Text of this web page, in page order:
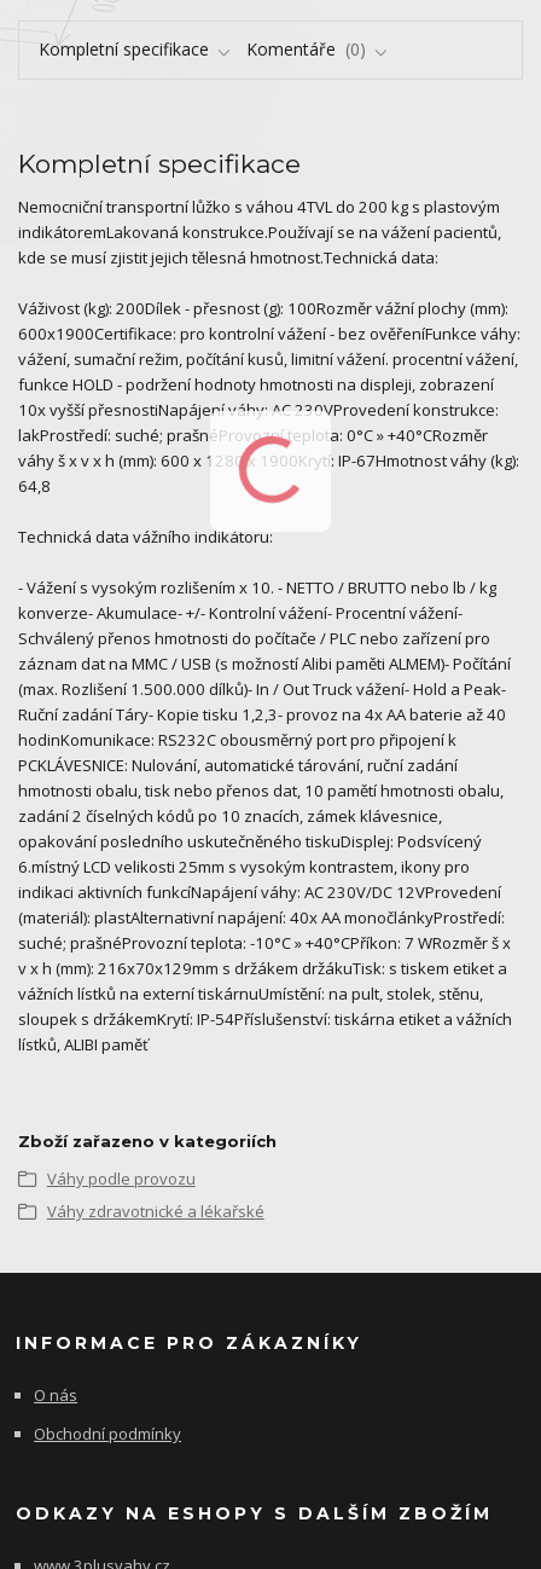
Kompletní specifikace Komentáře 0
Kompletní specifikace
Nemocniční transportní lůžko s váhou 4TVL do 200 kg s plastovým
indikátoremLakovaná konstrukce.Používají se na vážení pacientů,
kde se musí zjistit jejich tělesná hmotnost.Technická data:
Váživost (kg): 200Dílek - přesnost (g): 100Rozměr vážní plochy (mm):
600x1900Certifikace: pro kontrolní vážení - bez ověřeníFunkce váhy:
vážení, sumační režim, počítání kusů, limitní vážení. procentní vážení,
funkce HOLD - podržení hodnoty hmotnosti na displeji, zobrazení
10x vyšší přesnostiNapájení váhy: AC 230VProvedení konstrukce:
lakProstředí: suché; prašnéProvozní teplota: 0°C » +40°CRozměr
váhy š x v x h (mm): 600 x 1280 x 1900Krytí: IP-67Hmotnost váhy (kg):
64,8
Technická data vážního indikátoru:
- Vážení s vysokým rozlišením x 10. - NETTO / BRUTTO nebo lb / kg
konverze- Akumulace- +/- Kontrolní vážení- Procentní vážení-
Schválený přenos hmotnosti do počítače / PLC nebo zařízení pro
záznam dat na MMC / USB (s možností Alibi paměti ALMEM)- Počítání
(max. Rozlišení 1.500.000 dílků)- In / Out Truck vážení- Hold a Peak-
Ruční zadání Táry- Kopie tisku 1,2,3- provoz na 4x AA baterie až 40
hodinKomunikace: RS232C obousměrný port pro připojení k
PCKLÁVESNICE: Nulování, automatické tárování, ruční zadání
hmotnosti obalu, tisk nebo přenos dat, 10 pamětí hmotnosti obalu,
zadání 2 číselných kódů po 10 znacích, zámek klávesnice,
opakování posledního uskutečněného tiskuDisplej: Podsvícený
6.místný LCD velikosti 25mm s vysokým kontrastem, ikony pro
indikaci aktivních funkcíNapájení váhy: AC 230V/DC 12VProvedení
(materiál): plastAlternativní napájení: 40x AA monočlánkyProstředí:
suché; prašnéProvozní teplota: -10°C » +40°CPříkon: 7 WRozměr š x
v x h (mm): 216x70x129mm s držákem držákuTisk: s tiskem etiket a
vážních lístků na externí tiskárnuUmístění: na pult, stolek, stěnu,
sloupek s držákemKrytí: IP-54Příslušenství: tiskárna etiket a vážních
lístků, ALIBI paměť
Zboží zařazeno v kategoriích
Váhy podle provozu
Váhy zdravotnické a lékařské
INFORMACE PRO ZÁKAZNÍKY
O nás
Obchodní podmínky
ODKAZY NA ESHOPY S DALŠÍM ZBOŽÍM